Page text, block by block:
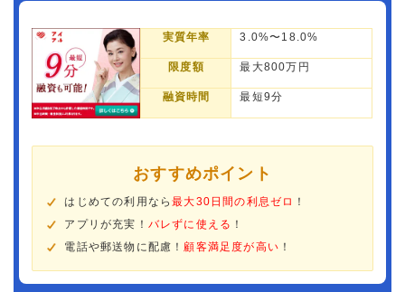
実質年率 3.0%〜18.0%
限度額 最大800万円
融資時間 最短9分
おすすめポイント
はじめての利用なら最大30日間の利息ゼロ ！
アプリが充実！ バレずに使える ！
電話や郵送物に配慮！顧客満足度が高い ！